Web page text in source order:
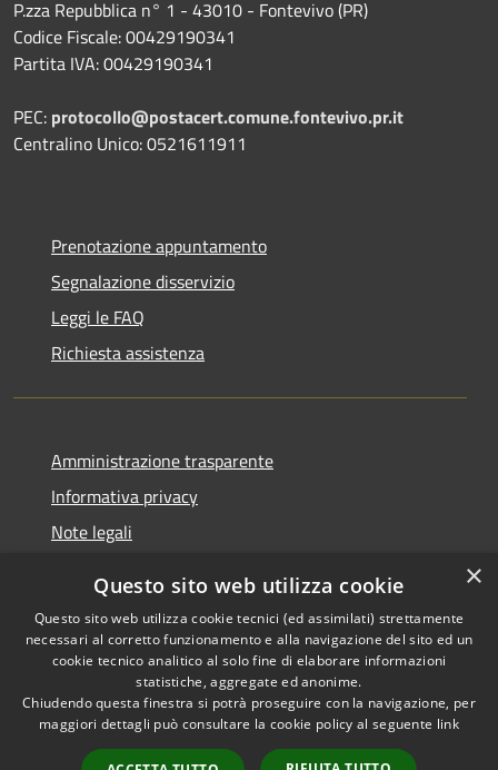
P.zza Repubblica n° 1 - 43010 - Fontevivo (PR)
Codice Fiscale: 00429190341
Partita IVA: 00429190341
PEC: protocollo@postacert.comune.fontevivo.pr.it
Centralino Unico: 0521611911
Prenotazione appuntamento
Segnalazione disservizio
Leggi le FAQ
Richiesta assistenza
Amministrazione trasparente
Informativa privacy
Note legali
Accessibilità
Privacy
Copyright © 2026 • Comune di
Fontevivo • Powered by
Municipium•Accesso
redazione
×
Questo sito web utilizza cookie
Questo sito web utilizza cookie tecnici (ed assimilati) strettamente
necessari al corretto funzionamento e alla navigazione del sito ed un
cookie tecnico analitico al solo fine di elaborare informazioni
statistiche, aggregate ed anonime.
Chiudendo questa finestra si potrà proseguire con la navigazione, per
maggiori dettagli può consultare la cookie policy al seguente link